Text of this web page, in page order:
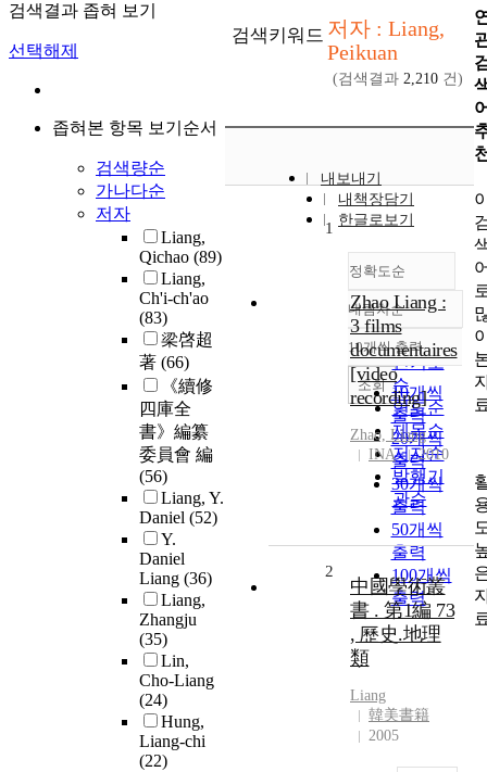
검색결과 좁혀 보기
선택해제
좁혀본 항목 보기순서
검색량순
가나다순
저자
Liang,
Qichao (89)
Liang,
Ch'i-ch'ao
(83)
梁啓超
著 (66)
《續修
四庫全
書》編纂
委員會 編
(56)
Liang, Y.
Daniel (52)
Y.
Daniel
Liang (36)
Liang,
Zhangju
(35)
Lin,
Cho-Liang
(24)
Hung,
Liang-chi
(22)
검색키워드 저자 : Liang,
Peikuan
(검색결과 2,210 건)
내보내기
내책장담기
한글로보기
정확도순
정확도
순
인기도
순
연도순
제목순
저자순
발행기
관순
내림차순
내림차순
10개씩 출력
10개씩
출력
20개씩
출력
30개씩
출력
50개씩
출력
100개씩
출력
조회
1
Zhao Liang :
3 films
documentaires
[video
recording]
Zhao, Liang
INA
2010
2
中國學術叢
書 . 第1編 73
, 歷史.地理
類
Liang
韓美書籍
2005